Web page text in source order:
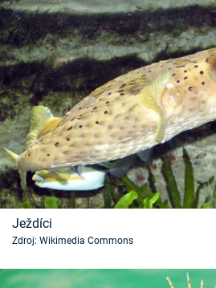
Ježdíci
Zdroj: Wikimedia Commons